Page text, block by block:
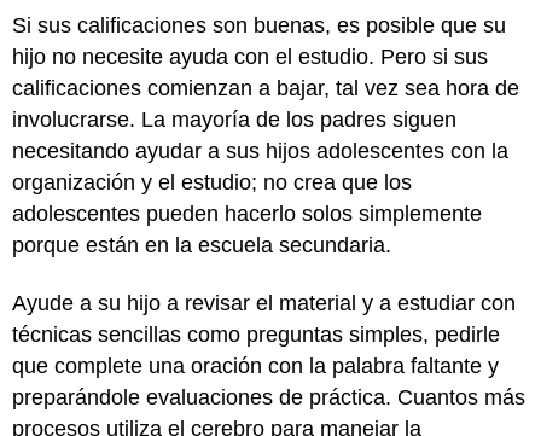
Si sus calificaciones son buenas, es posible que su
hijo no necesite ayuda con el estudio. Pero si sus
calificaciones comienzan a bajar, tal vez sea hora de
involucrarse. La mayoría de los padres siguen
necesitando ayudar a sus hijos adolescentes con la
organización y el estudio; no crea que los
adolescentes pueden hacerlo solos simplemente
porque están en la escuela secundaria.
Ayude a su hijo a revisar el material y a estudiar con
técnicas sencillas como preguntas simples, pedirle
que complete una oración con la palabra faltante y
preparándole evaluaciones de práctica. Cuantos más
procesos utiliza el cerebro para manejar la